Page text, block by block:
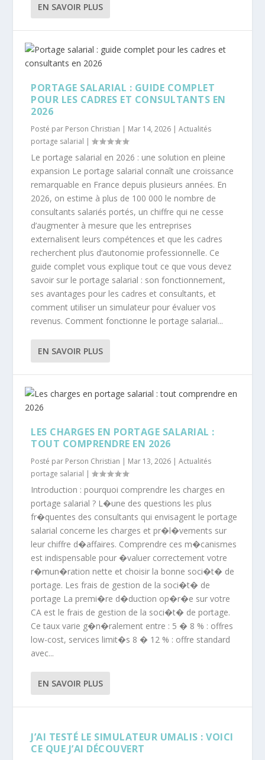
EN SAVOIR PLUS
PORTAGE SALARIAL : GUIDE COMPLET
POUR LES CADRES ET CONSULTANTS EN
2026
Posté par Person Christian | Mar 14, 2026 |Actualités
portage salarial |
Le portage salarial en 2026 : une solution en pleine
expansion Le portage salarial connaît une croissance
remarquable en France depuis plusieurs années. En
2026, on estime à plus de 100 000 le nombre de
consultants salariés portés, un chiffre qui ne cesse
d’augmenter à mesure que les entreprises
externalisent leurs compétences et que les cadres
recherchent plus d’autonomie professionnelle. Ce
guide complet vous explique tout ce que vous devez
savoir sur le portage salarial : son fonctionnement,
ses avantages pour les cadres et consultants, et
comment utiliser un simulateur pour évaluer vos
revenus. Comment fonctionne le portage salarial...
EN SAVOIR PLUS
LES CHARGES EN PORTAGE SALARIAL :
TOUT COMPRENDRE EN 2026
Posté par Person Christian | Mar 13, 2026 |Actualités
portage salarial |
Introduction : pourquoi comprendre les charges en
portage salarial ? L�une des questions les plus
fr�quentes des consultants qui envisagent le portage
salarial concerne les charges et pr�l�vements sur
leur chiffre d�affaires. Comprendre ces m�canismes
est indispensable pour �valuer correctement votre
r�mun�ration nette et choisir la bonne soci�t� de
portage. Les frais de gestion de la soci�t� de
portage La premi�re d�duction op�r�e sur votre
CA est le frais de gestion de la soci�t� de portage.
Ce taux varie g�n�ralement entre : 5 � 8 % : offres
low-cost, services limit�s 8 � 12 % : offre standard
avec...
EN SAVOIR PLUS
J’AI TESTÉ LE SIMULATEUR UMALIS : VOICI
CE QUE J’AI DÉCOUVERT